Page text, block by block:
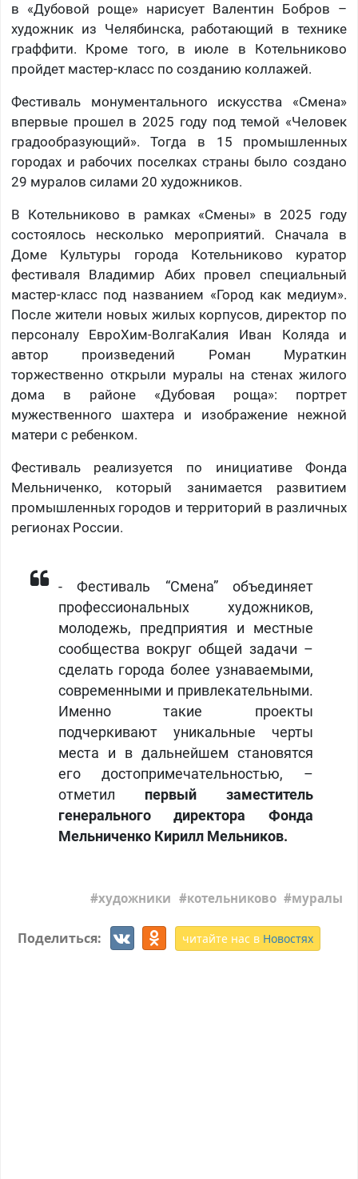
в «Дубовой роще» нарисует Валентин Бобров –
художник из Челябинска, работающий в технике
граффити. Кроме того, в июле в Котельниково
пройдет мастер-класс по созданию коллажей.
Фестиваль монументального искусства «Смена»
впервые прошел в 2025 году под темой «Человек
градообразующий». Тогда в 15 промышленных
городах и рабочих поселках страны было создано
29 муралов силами 20 художников.
В Котельниково в рамках «Смены» в 2025 году
состоялось несколько мероприятий. Сначала в
Доме Культуры города Котельниково куратор
фестиваля Владимир Абих провел специальный
мастер-класс под названием «Город как медиум».
После жители новых жилых корпусов, директор по
персоналу ЕвроХим-ВолгаКалия Иван Коляда и
автор произведений Роман Мураткин
торжественно открыли муралы на стенах жилого
дома в районе «Дубовая роща»: портрет
мужественного шахтера и изображение нежной
матери с ребенком.
Фестиваль реализуется по инициативе Фонда
Мельниченко, который занимается развитием
промышленных городов и территорий в различных
регионах России.
- Фестиваль “Смена” объединяет
профессиональных художников,
молодежь, предприятия и местные
сообщества вокруг общей задачи –
сделать города более узнаваемыми,
современными и привлекательными.
Именно такие проекты
подчеркивают уникальные черты
места и в дальнейшем становятся
его достопримечательностью, –
отметил первый заместитель
генерального директора Фонда
Мельниченко Кирилл Мельников.
художники котельниково муралы
Поделиться: читайте нас в Новостях